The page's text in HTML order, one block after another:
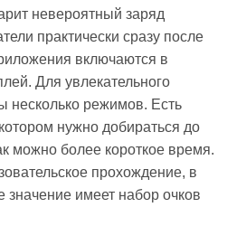
невероятный заряд
практически сразу после
включаются в
Для увлекательного
несколько режимов. Есть
нужно добираться до
можно более короткое время.
прохождение, в
значение имеет набор очков